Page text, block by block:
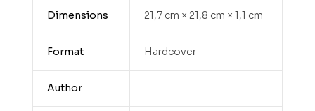
Dimensions 21,7 cm × 21,8 cm × 1,1 cm
Format Hardcover
Author .